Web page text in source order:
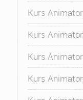
Kurs
Kurs
Kurs
Kurs